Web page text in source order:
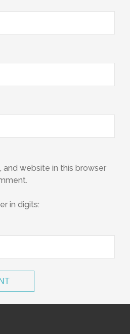
and website in this browser
in digits: